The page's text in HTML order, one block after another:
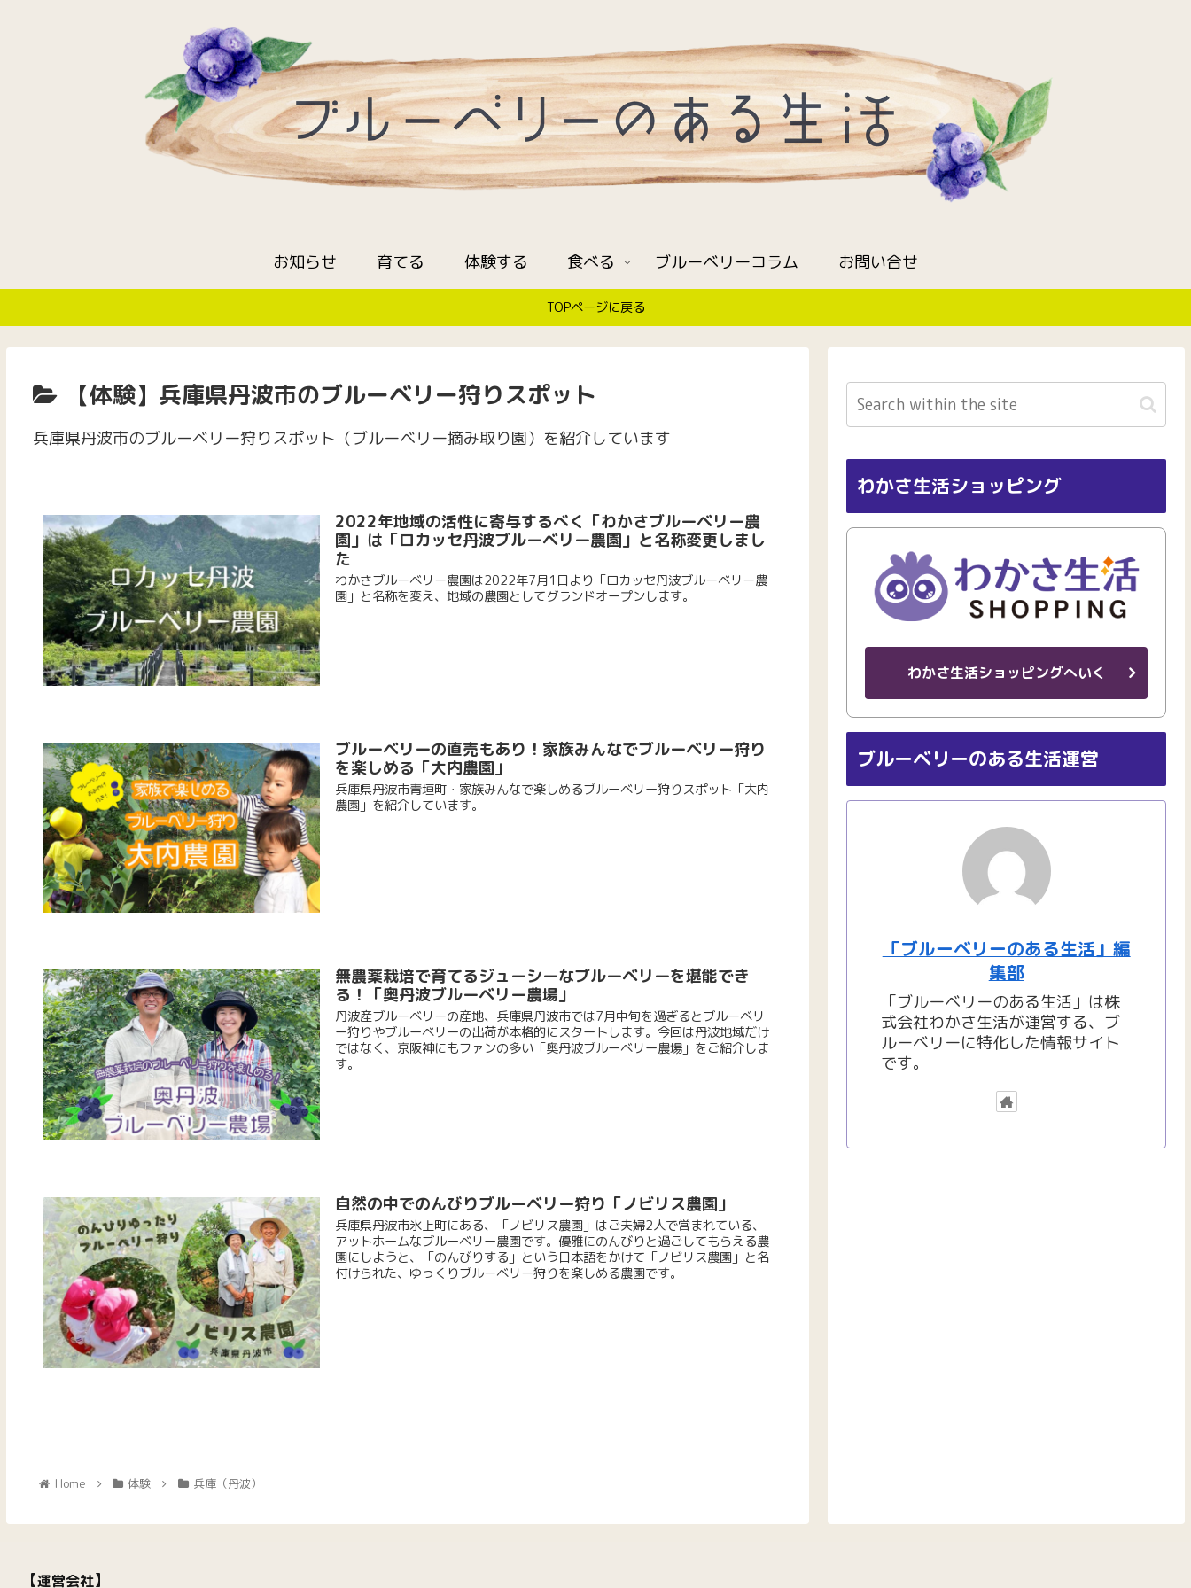
お知らせ 育てる 体験する 食べる ブルーベリーコラム お問い合せ
TOPページに戻る
【体験】兵庫県丹波市のブルーベリー狩りスポット
兵庫県丹波市のブルーベリー狩りスポット（ブルーベリー摘み取り園）を紹介しています
2022年地域の活性に寄与するべく「わかさブルーベリー農
園」は「ロカッセ丹波ブルーベリー農園」と名称変更しまし
た
わかさブルーベリー農園は2022年7月1日より「ロカッセ丹波ブルーベリー農
園」と名称を変え、地域の農園としてグランドオープンします。
ブルーベリーの直売もあり！家族みんなでブルーベリー狩り
を楽しめる「大内農園」
兵庫県丹波市青垣町・家族みんなで楽しめるブルーベリー狩りスポット「大内
農園」を紹介しています。
無農薬栽培で育てるジューシーなブルーベリーを堪能でき
る！「奥丹波ブルーベリー農場」
丹波産ブルーベリーの産地、兵庫県丹波市では7月中旬を過ぎるとブルーベリ
ー狩りやブルーベリーの出荷が本格的にスタートします。今回は丹波地域だけ
ではなく、京阪神にもファンの多い「奥丹波ブルーベリー農場」をご紹介しま
す。
自然の中でのんびりブルーベリー狩り「ノビリス農園」
兵庫県丹波市氷上町にある、「ノビリス農園」はご夫婦2人で営まれている、
アットホームなブルーベリー農園です。優雅にのんびりと過ごしてもらえる農
園にしようと、「のんびりする」という日本語をかけて「ノビリス農園」と名
付けられた、ゆっくりブルーベリー狩りを楽しめる農園です。
Home 体験 兵庫（丹波）
わかさ生活ショッピング
わかさ生活ショッピングへいく
ブルーベリーのある生活運営
「ブルーベリーのある生活」編
集部
「ブルーベリーのある生活」は株
式会社わかさ生活が運営する、ブ
ルーベリーに特化した情報サイト
です。
【運営会社】